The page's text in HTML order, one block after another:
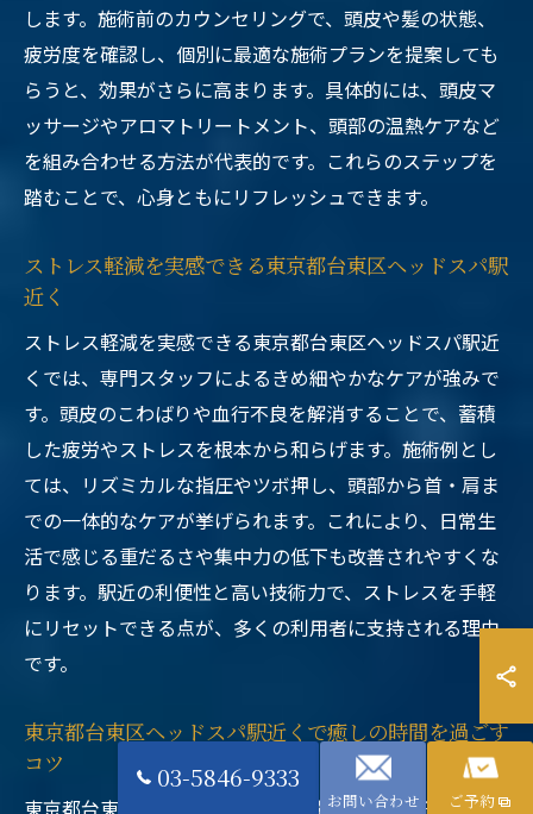
します。施術前のカウンセリングで、頭皮や髪の状態、
疲労度を確認し、個別に最適な施術プランを提案しても
らうと、効果がさらに高まります。具体的には、頭皮マ
ッサージやアロマトリートメント、頭部の温熱ケアなど
を組み合わせる方法が代表的です。これらのステップを
踏むことで、心身ともにリフレッシュできます。
ストレス軽減を実感できる東京都台東区ヘッドスパ駅
近く
ストレス軽減を実感できる東京都台東区ヘッドスパ駅近
くでは、専門スタッフによるきめ細やかなケアが強みで
す。頭皮のこわばりや血行不良を解消することで、蓄積
した疲労やストレスを根本から和らげます。施術例とし
ては、リズミカルな指圧やツボ押し、頭部から首・肩ま
での一体的なケアが挙げられます。これにより、日常生
活で感じる重だるさや集中力の低下も改善されやすくな
ります。駅近の利便性と高い技術力で、ストレスを手軽
にリセットできる点が、多くの利用者に支持される理由
です。
東京都台東区ヘッドスパ駅近くで癒しの時間を過ごす
コツ
東京都台東区ヘッドスパ駅近くで癒しの時間を過ごすコ
03-5846-9333
お問い合わせ ご予約